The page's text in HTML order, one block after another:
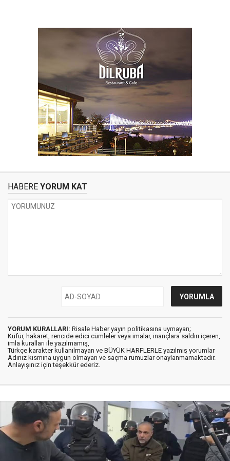
HABERE YORUM KAT
YORUM KURALLARI: Risale Haber yayın politikasına uymayan;
Küfür, hakaret, rencide edici cümleler veya imalar, inançlara saldırı içeren,
imla kuralları ile yazılmamış,
Türkçe karakter kullanılmayan ve BÜYÜK HARFLERLE yazılmış yorumlar
Adınız kısmına uygun olmayan ve saçma rumuzlar onaylanmamaktadır.
Anlayışınız için teşekkür ederiz.